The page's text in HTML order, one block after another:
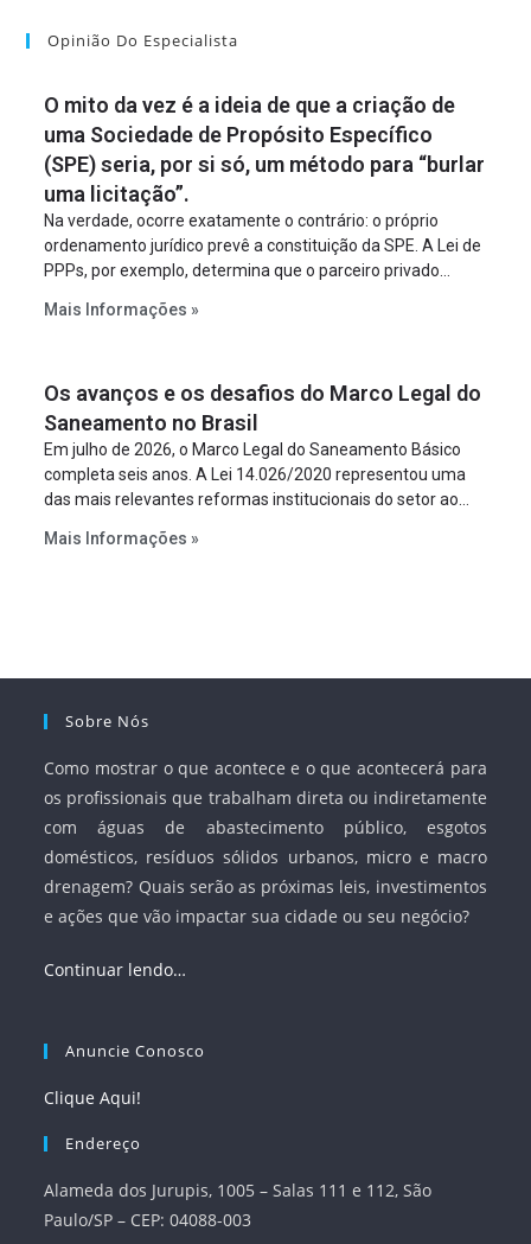
Opinião Do Especialista
O mito da vez é a ideia de que a criação de
uma Sociedade de Propósito Específico
(SPE) seria, por si só, um método para “burlar
uma licitação”.
Na verdade, ocorre exatamente o contrário: o próprio
ordenamento jurídico prevê a constituição da SPE. A Lei de
PPPs, por exemplo, determina que o parceiro privado
empreendimento. Ou seja, a suposta “fraude à licitação” é
projeto a projeto.
Mais Informações »
Os avanços e os desafios do Marco Legal do
Saneamento no Brasil
Em julho de 2026, o Marco Legal do Saneamento Básico
completa seis anos. A Lei 14.026/2020 representou uma
das mais relevantes reformas institucionais do setor ao
serviços, ampliar a participação da iniciativa privada,
Mais Informações »
Sobre Nós
Como mostrar o que acontece e o que acontecerá para
os profissionais que trabalham direta ou indiretamente
com águas de abastecimento público, esgotos
domésticos, resíduos sólidos urbanos, micro e macro
drenagem? Quais serão as próximas leis, investimentos
e ações que vão impactar sua cidade ou seu negócio?
Continuar lendo…
Anuncie Conosco
Clique Aqui!
Endereço
Alameda dos Jurupis, 1005 – Salas 111 e 112, São
Paulo/SP – CEP: 04088-003